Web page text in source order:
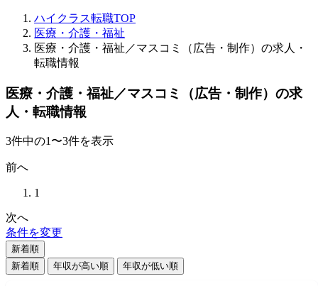
ハイクラス転職TOP
医療・介護・福祉
医療・介護・福祉／マスコミ（広告・制作）の求人・
転職情報
医療・介護・福祉／マスコミ（広告・制作）の求
人・転職情報
3件中の1〜3件を表示
前へ
1
次へ
条件を変更
新着順
新着順
年収が高い順 年収が低い順